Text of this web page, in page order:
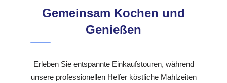
Gemeinsam Kochen und
Genießen
Erleben Sie entspannte Einkaufstouren, während
unsere professionellen Helfer köstliche Mahlzeiten